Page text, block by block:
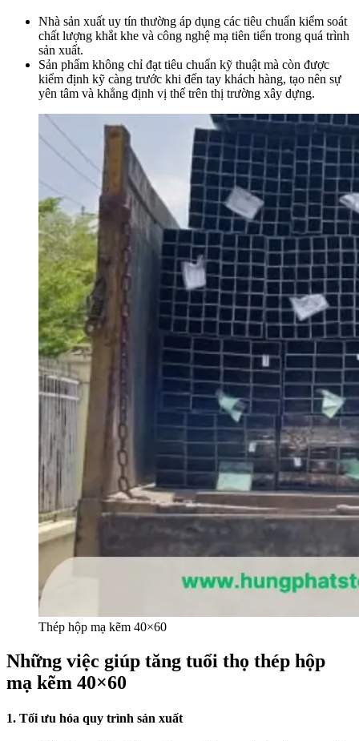
Nhà sản xuất uy tín thường áp dụng các tiêu chuẩn kiểm soát
chất lượng khắt khe và công nghệ mạ tiên tiến trong quá trình
sản xuất.
Sản phẩm không chỉ đạt tiêu chuẩn kỹ thuật mà còn được
kiểm định kỹ càng trước khi đến tay khách hàng, tạo nên sự
yên tâm và khẳng định vị thế trên thị trường xây dựng.
Thép hộp mạ kẽm 40×60
Những việc giúp tăng tuổi thọ thép hộp
mạ kẽm 40×60
1. Tối ưu hóa quy trình sản xuất